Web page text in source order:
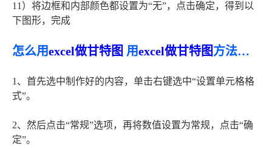
11）将边框和内部颜色都设置为“无”，点击确定，得到以
下图形，完成
怎么用excel做甘特图 用excel做甘特图方法介绍
1、首先选中制作好的内容，单击右键选中“设置单元格格
式”。
2、然后点击“常规”选项，再将数值设置为常规，点击“确
定”。